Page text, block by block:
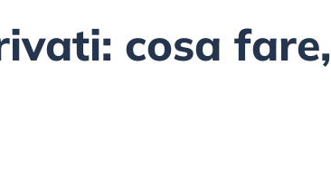
cosa fare,